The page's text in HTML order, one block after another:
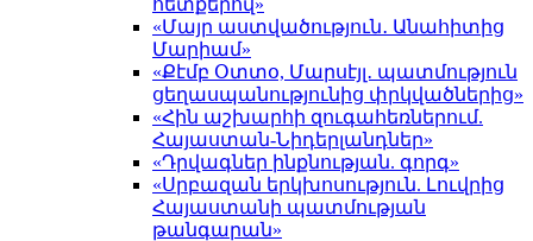
հետքերով»
«Մայր աստվածություն․ Անահիտից
Մարիամ»
«Քէմբ Օտտօ, Մարսէյլ․ պատմություն
ցեղասպանությունից փրկվածներից»
«Հին աշխարհի զուգահեռներում.
Հայաստան-Նիդերլանդներ»
«Դրվագներ ինքնության. գորգ»
«Սրբազան երկխոսություն. Լուվրից
Հայաստանի պատմության
թանգարան»